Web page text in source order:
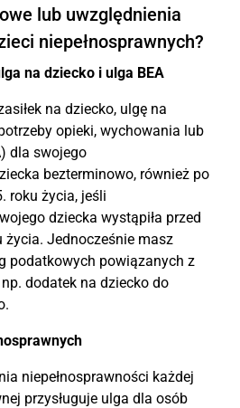
lub uwzględnienia
niepełnosprawnych?
na dziecko i ulga BEA
na dziecko, ulgę na
opieki, wychowania lub
dla swojego
bezterminowo, również po
roku życia, jeśli
dziecka wystąpiła przed
życia. Jednocześnie masz
podatkowych powiązanych z
dodatek na dziecko do
niepełnosprawności każdej
przysługuje ulga dla osób